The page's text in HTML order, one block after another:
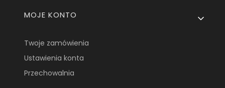
MOJE KONTO
Twoje zamówienia
Ustawienia konta
Przechowalnia